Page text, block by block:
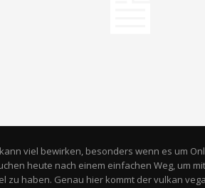
viel bewirken, besonders wenn es um
heute nach einem einfachen Weg, um
zu haben. Genau hier kommt der vulkan